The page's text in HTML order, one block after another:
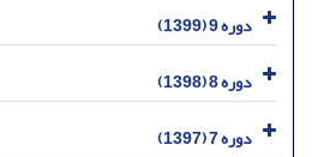
دوره 9 (1399)
دوره 8 (1398)
دوره 7 (1397)